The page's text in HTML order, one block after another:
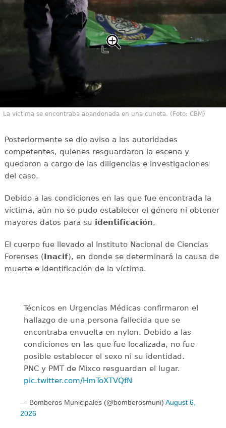
La víctima se encontraba abandonada en una cuneta. (Foto: CBM)
Posteriormente se dio aviso a las autoridades
competentes, quienes resguardaron la escena y
quedaron a cargo de las diligencias e investigaciones
del caso.
Debido a las condiciones en las que fue encontrada la
víctima, aún no se pudo establecer el género ni obtener
mayores datos para su identificación.
El cuerpo fue llevado al Instituto Nacional de Ciencias
Forenses (Inacif), en donde se determinará la causa de
muerte e identificación de la víctima.
Técnicos en Urgencias Médicas confirmaron el
hallazgo de una persona fallecida que se
encontraba envuelta en nylon. Debido a las
condiciones en las que fue localizada, no fue
posible establecer el sexo ni su identidad.
PNC y PMT de Mixco resguardan el lugar.
pic.twitter.com/HmToXTVQfN
— Bomberos Municipales (@bomberosmuni) August 6,
2026